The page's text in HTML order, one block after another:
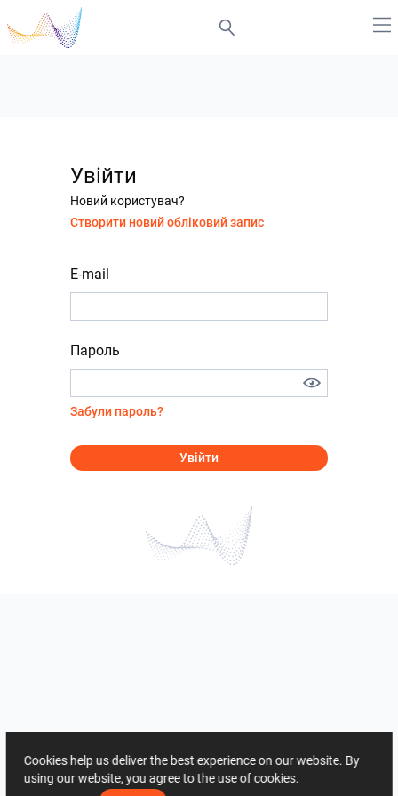
Увійти
Новий користувач?
Створити новий обліковий запис
E-mail
Пароль
Забули пароль?
Увійти
Cookies help us deliver the best experience on our website. By
using our website, you agree to the use of cookies.